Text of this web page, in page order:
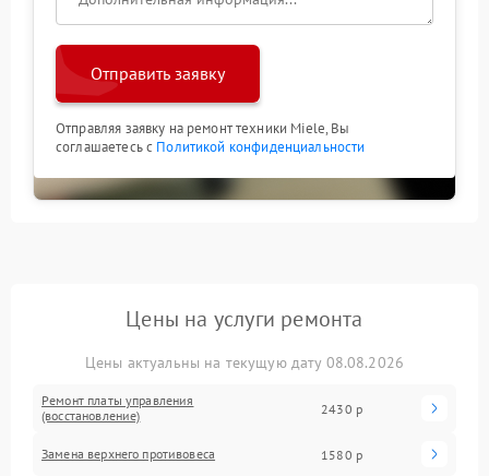
Отправить заявку
Отправляя заявку на ремонт техники Miele, Вы
соглашаетесь с Политикой конфиденциальности
Цены на услуги ремонта
Цены актуальны на текущую дату 08.08.2026
Ремонт платы управления
(восстановление)
2430 р
Замена верхнего противовеса 1580 р